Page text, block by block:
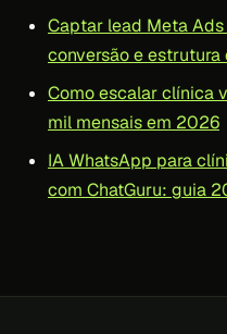
Captar lead Meta
conversão e
Como escalar clínica
mil mensais em 2026
IA WhatsApp para
com ChatGuru: guia